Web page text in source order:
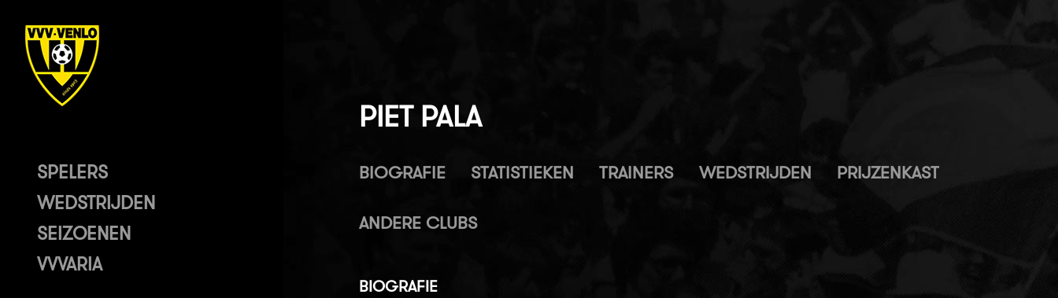
SPELERS
WEDSTRIJDEN
SEIZOENEN
VVVARIA
PIET PALA
BIOGRAFIE STATISTIEKEN TRAINERS WEDSTRIJDEN PRIJZENKAST
ANDERE CLUBS
BIOGRAFIE